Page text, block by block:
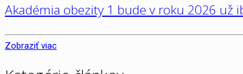
Akadémia obezity 1 bude v roku 2026 už
Zobraziť viac